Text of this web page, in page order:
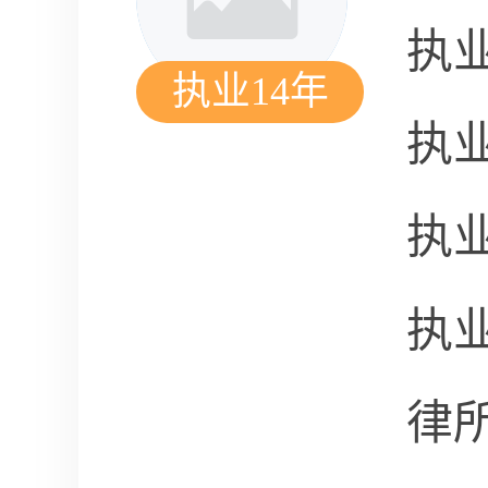
执业14年
执
执
执
执
律